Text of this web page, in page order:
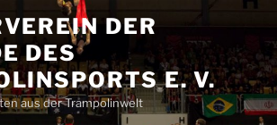
DER
DES
E. V.
aus der Trampolinwelt